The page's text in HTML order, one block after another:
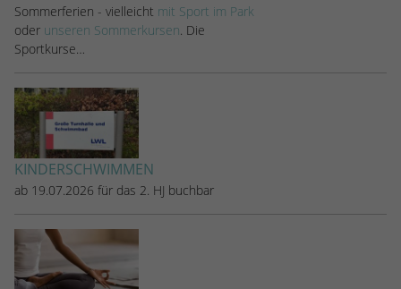
Sommerferien - vielleicht mit Sport im Park
oder unseren Sommerkursen. Die
Sportkurse…
KINDERSCHWIMMEN
ab 19.07.2026 für das 2. HJ buchbar
Name _dc_gtm_UA-53600496-1
Laufzeit
Zweck
Alter, Geschlecht oder Interessen und
den DoubleClick des Google Tag Manager,
die gezielte Anzeigenplatzierung zu